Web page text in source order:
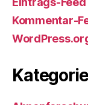
Kommentar-